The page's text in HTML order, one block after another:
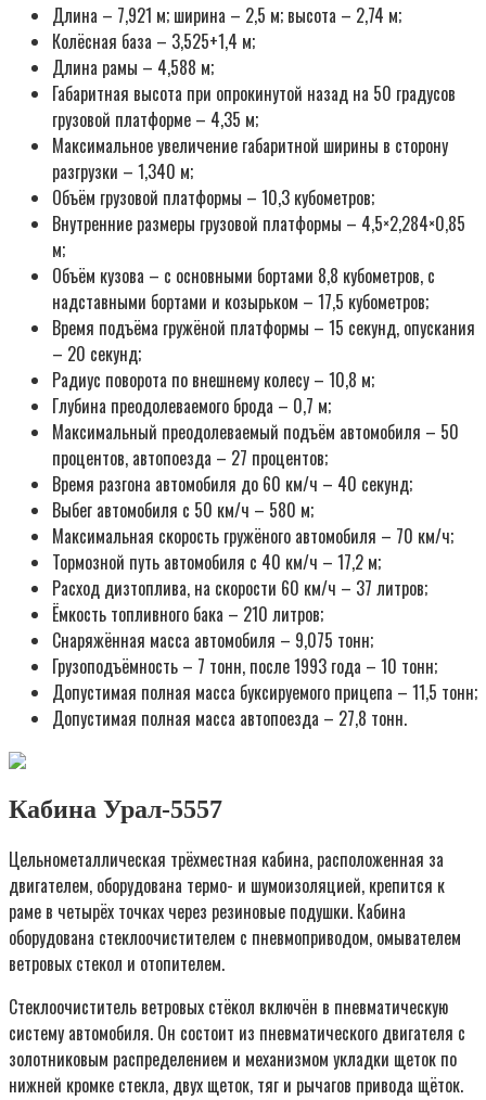
Длина – 7,921 м; ширина – 2,5 м; высота – 2,74 м;
Колёсная база – 3,525+1,4 м;
Длина рамы – 4,588 м;
Габаритная высота при опрокинутой назад на 50 градусов
грузовой платформе – 4,35 м;
Максимальное увеличение габаритной ширины в сторону
разгрузки – 1,340 м;
Объём грузовой платформы – 10,3 кубометров;
Внутренние размеры грузовой платформы – 4,5×2,284×0,85
м;
Объём кузова – с основными бортами 8,8 кубометров, с
надставными бортами и козырьком – 17,5 кубометров;
Время подъёма гружёной платформы – 15 секунд, опускания
– 20 секунд;
Радиус поворота по внешнему колесу – 10,8 м;
Глубина преодолеваемого брода – 0,7 м;
Максимальный преодолеваемый подъём автомобиля – 50
процентов, автопоезда – 27 процентов;
Время разгона автомобиля до 60 км/ч – 40 секунд;
Выбег автомобиля с 50 км/ч – 580 м;
Максимальная скорость гружёного автомобиля – 70 км/ч;
Тормозной путь автомобиля с 40 км/ч – 17,2 м;
Расход дизтоплива, на скорости 60 км/ч – 37 литров;
Ёмкость топливного бака – 210 литров;
Снаряжённая масса автомобиля – 9,075 тонн;
Грузоподъёмность – 7 тонн, после 1993 года – 10 тонн;
Допустимая полная масса буксируемого прицепа – 11,5 тонн;
Допустимая полная масса автопоезда – 27,8 тонн.
Кабина Урал-5557
Цельнометаллическая трёхместная кабина, расположенная за
двигателем, оборудована термо- и шумоизоляцией, крепится к
раме в четырёх точках через резиновые подушки. Кабина
оборудована стеклоочистителем с пневмоприводом, омывателем
ветровых стекол и отопителем.
Стеклоочиститель ветровых стёкол включён в пневматическую
систему автомобиля. Он состоит из пневматического двигателя с
золотниковым распределением и механизмом укладки щеток по
нижней кромке стекла, двух щеток, тяг и рычагов привода щёток.